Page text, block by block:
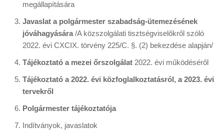
megállapítására
Javaslat a polgármester szabadság-ütemezésének
jóváhagyására /A közszolgálati tisztségviselőkről szóló
2022. évi CXCIX. törvény 225/C. §. (2) bekezdése alapján/
Tájékoztató a mezei őrszolgálat 2022. évi működéséről
Tájékoztató a 2022. évi közfoglalkoztatásról, a 2023. évi
tervekről
Polgármester tájékoztatója
Indítványok, javaslatok